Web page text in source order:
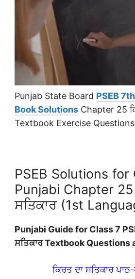
Punjab State Board PSEB
Book Solutions Chapter 25
Textbook Exercise
PSEB Solutions for
Punjabi Chapter 25
ਸਤਿਕਾਰ (1st
Punjabi Guide for Class 7
ਸਤਿਕਾਰ Textbook Questions
ਕਿਰਤ ਦਾ ਸਤਿਕਾਰ